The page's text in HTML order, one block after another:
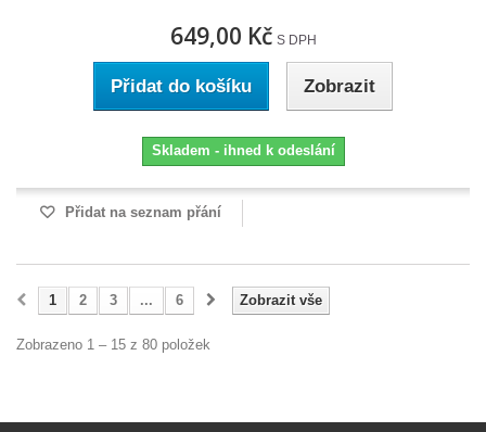
649,00 Kč S DPH
Přidat do košíku Zobrazit
Skladem - ihned k odeslání
Přidat na seznam přání
Zobrazit vše
1 2 3 ... 6
Zobrazeno 1 – 15 z 80 položek